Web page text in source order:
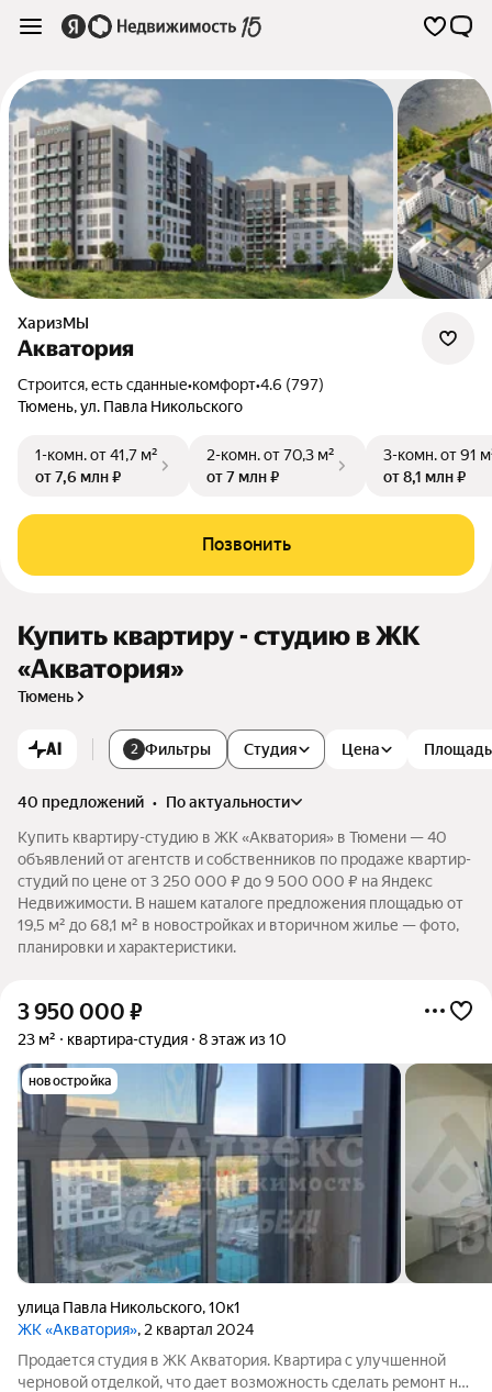
ХаризМЫ
Акватория
Строится, есть сданные•комфорт•4.6 (797)
Тюмень,ул. Павла Никольского
1-комн.от 41,7 м²
от 7,6 млн ₽
2-комн.от 70,3 м²
от 7 млн ₽
3-комн.от 91
от 8,1 млн ₽
Позвонить
Купить квартиру - студию в ЖК
«Акватория»
Тюмень
AI 2 Фильтры Студия Цена Площадь
40 предложений •
по актуальности
Купить квартиру-студию в ЖК «Акватория» в Тюмени — 40
объявлений от агентств и собственников по продаже квартир-
студий по цене от 3 250 000 ₽ до 9 500 000 ₽ на Яндекс
Недвижимости. В нашем каталоге предложения площадью от
19,5 м² до 68,1 м² в новостройках и вторичном жилье — фото,
планировки и характеристики.
3 950 000 ₽
23 м² квартира-студия 8 этаж из 10
новостройка
улица Павла Никольского,10к1
ЖК «Акватория», 2 квартал 2024
Продается студия в ЖК Акватория. Квартира с улучшенной
черновой отделкой, что дает возможность сделать ремонт на